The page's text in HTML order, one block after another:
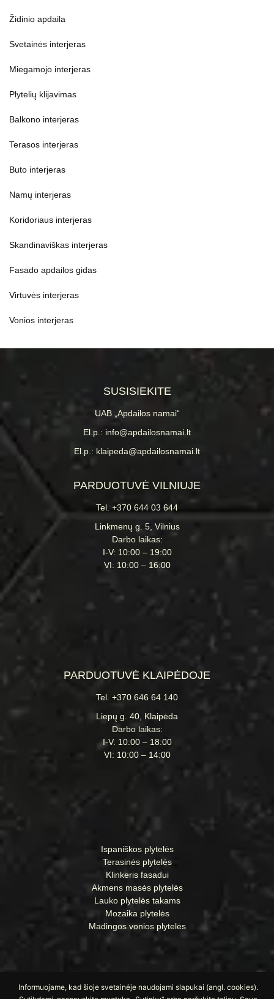
Židinio apdaila
Svetainės interjeras
Miegamojo interjeras
Plytelių klijavimas
Balkono interjeras
Terasos interjeras
Buto interjeras
Namų interjeras
Koridoriaus interjeras
Skandinaviškas interjeras
Fasado apdailos gidas
Virtuvės interjeras
Vonios interjeras
SUSISIEKITE
UAB „Apdailos namai“
El.p.: info@apdailosnamai.lt
El.p.: klaipeda@apdailosnamai.lt
PARDUOTUVĖ VILNIUJE
Tel. +370 644 03 644
Linkmenų g. 5, Vilnius
Darbo laikas:
I-V: 10:00 – 19:00
VI: 10:00 – 16:00
PARDUOTUVĖ KLAIPĖDOJE
Tel. +370 646 64 140
Liepų g. 40, Klaipėda
Darbo laikas:
I-V: 10:00 – 18:00
VI: 10:00 – 14:00
Ispaniškos plytelės
Terasinės plytelės
Klinkeris fasadui
Akmens masės plytelės
Lauko plytelės takams
Mozaika plytelės
Madingos vonios plytelės
Informuojame, kad šioje svetainėje naudojami slapukai (angl. cookies).